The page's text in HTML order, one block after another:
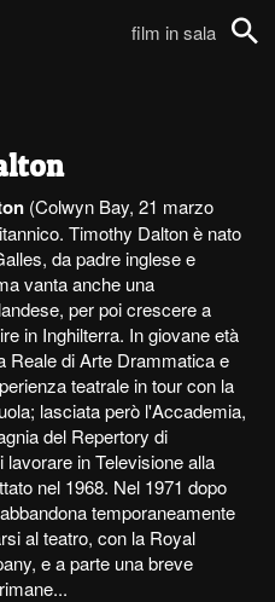
film in sala
(Colwyn Bay, 21 marzo
Timothy Dalton è nato
da padre inglese e
vanta anche una
per poi crescere a
in Inghilterra. In giovane età
Reale di Arte Drammatica e
teatrale in tour con la
lasciata però l'Accademia,
del Repertory di
lavorare in Televisione alla
nel 1968. Nel 1971 dopo
temporaneamente
al teatro, con la Royal
e a parte una breve